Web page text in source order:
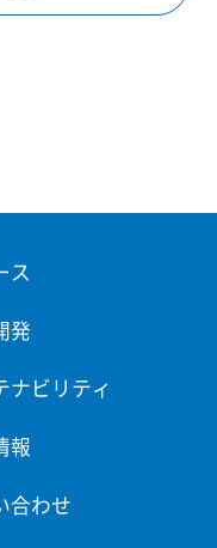
ス
発
ナビリティ
報
合わせ